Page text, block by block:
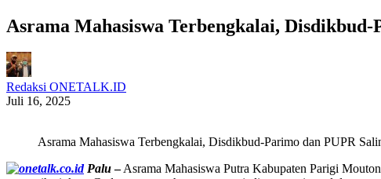
Asrama Mahasiswa Terbengkalai,
Redaksi ONETALK.ID
Juli 16, 2025
Asrama Mahasiswa Terbengkalai, Disdikbud-Parimo dan PUPR
Palu–Asrama Mahasiswa Putra Kabupaten Parigi